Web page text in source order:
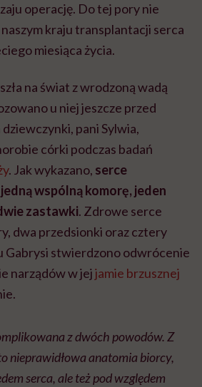
operację. Do tej pory nie
kraju transplantacji serca
miesiąca życia.
na świat z wrodzoną wadą
u niej jeszcze przed
pani Sylwia,
córki podczas badań
. Jak wykazano, serce
wspólną komorę, jeden
zastawki. Zdrowe serce
dwa przedsionki oraz cztery
Gabrysi stwierdzono odwrócenie
narządów w jejjamie brzusznej
z dwóch powodów. Z
nieprawidłowa anatomia biorcy,
serca, ale też pod względem